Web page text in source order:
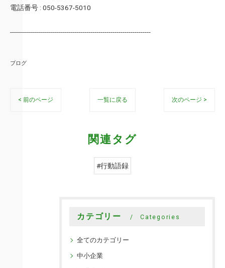
電話番号 : 050-5367-5010
----------------------------------------------------------------------
ブログ
< 前のページ 一覧に戻る 次のページ >
関連タグ
#行動語録
カテゴリー Categories
全てのカテゴリー
中小企業